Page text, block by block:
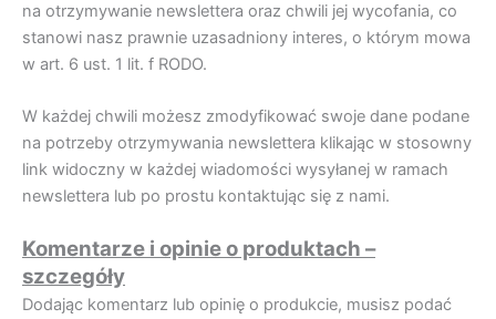
na otrzymywanie newslettera oraz chwili jej wycofania, co
stanowi nasz prawnie uzasadniony interes, o którym mowa
w art. 6 ust. 1 lit. f RODO.
W każdej chwili możesz zmodyfikować swoje dane podane
na potrzeby otrzymywania newslettera klikając w stosowny
link widoczny w każdej wiadomości wysyłanej w ramach
newslettera lub po prostu kontaktując się z nami.
Komentarze i opinie o produktach –
szczegóły
Dodając komentarz lub opinię o produkcie, musisz podać